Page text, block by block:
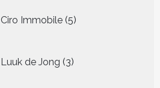
Ciro Immobile 5
producten
Luuk de Jong 3
producten